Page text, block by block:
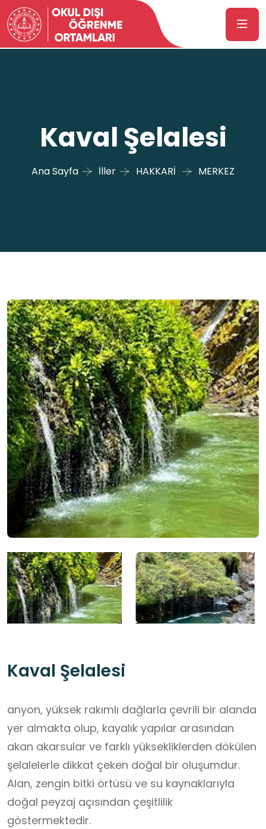
Kaval Şelalesi
Ana Sayfa İller HAKKARİ MERKEZ
Kaval Şelalesi
anyon, yüksek rakımlı dağlarla çevrili bir alanda
yer almakta olup, kayalık yapılar arasından
akan akarsular ve farklı yüksekliklerden dökülen
şelalelerle dikkat çeken doğal bir oluşumdur.
Alan, zengin bitki örtüsü ve su kaynaklarıyla
doğal peyzaj açısından çeşitlilik
göstermektedir.